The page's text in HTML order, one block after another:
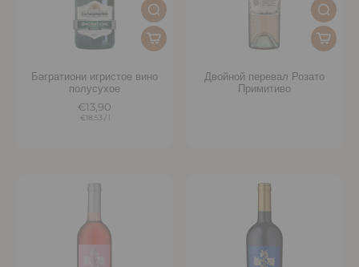
Багратиони игристое вино
полусухое
€13,90
€18,53 / l
Двойной перевал Розато
Примитиво